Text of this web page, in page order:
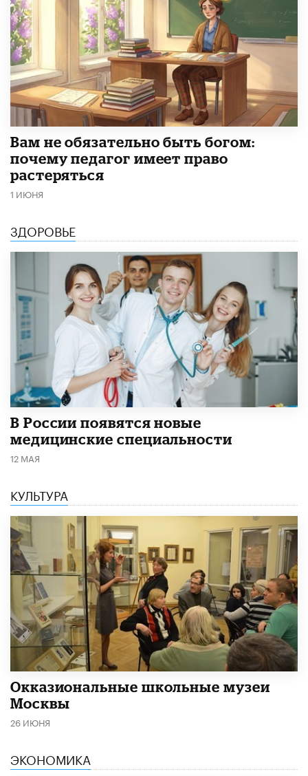
​Вам не обязательно быть богом:
почему педагог имеет право
растеряться
1 ИЮНЯ
ЗДОРОВЬЕ
В России появятся новые
медицинские специальности
12 МАЯ
КУЛЬТУРА
​Окказиональные школьные музеи
Москвы
26 ИЮНЯ
ЭКОНОМИКА